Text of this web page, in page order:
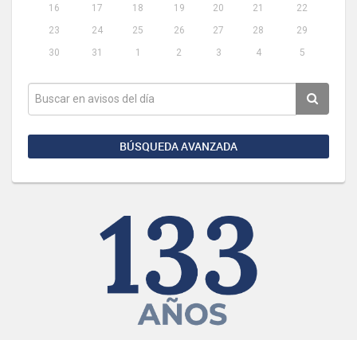
16
17 18 19 20 21
22
23
24 25 26 27 28
29
30
31 1 2 3 4 5
BÚSQUEDA AVANZADA